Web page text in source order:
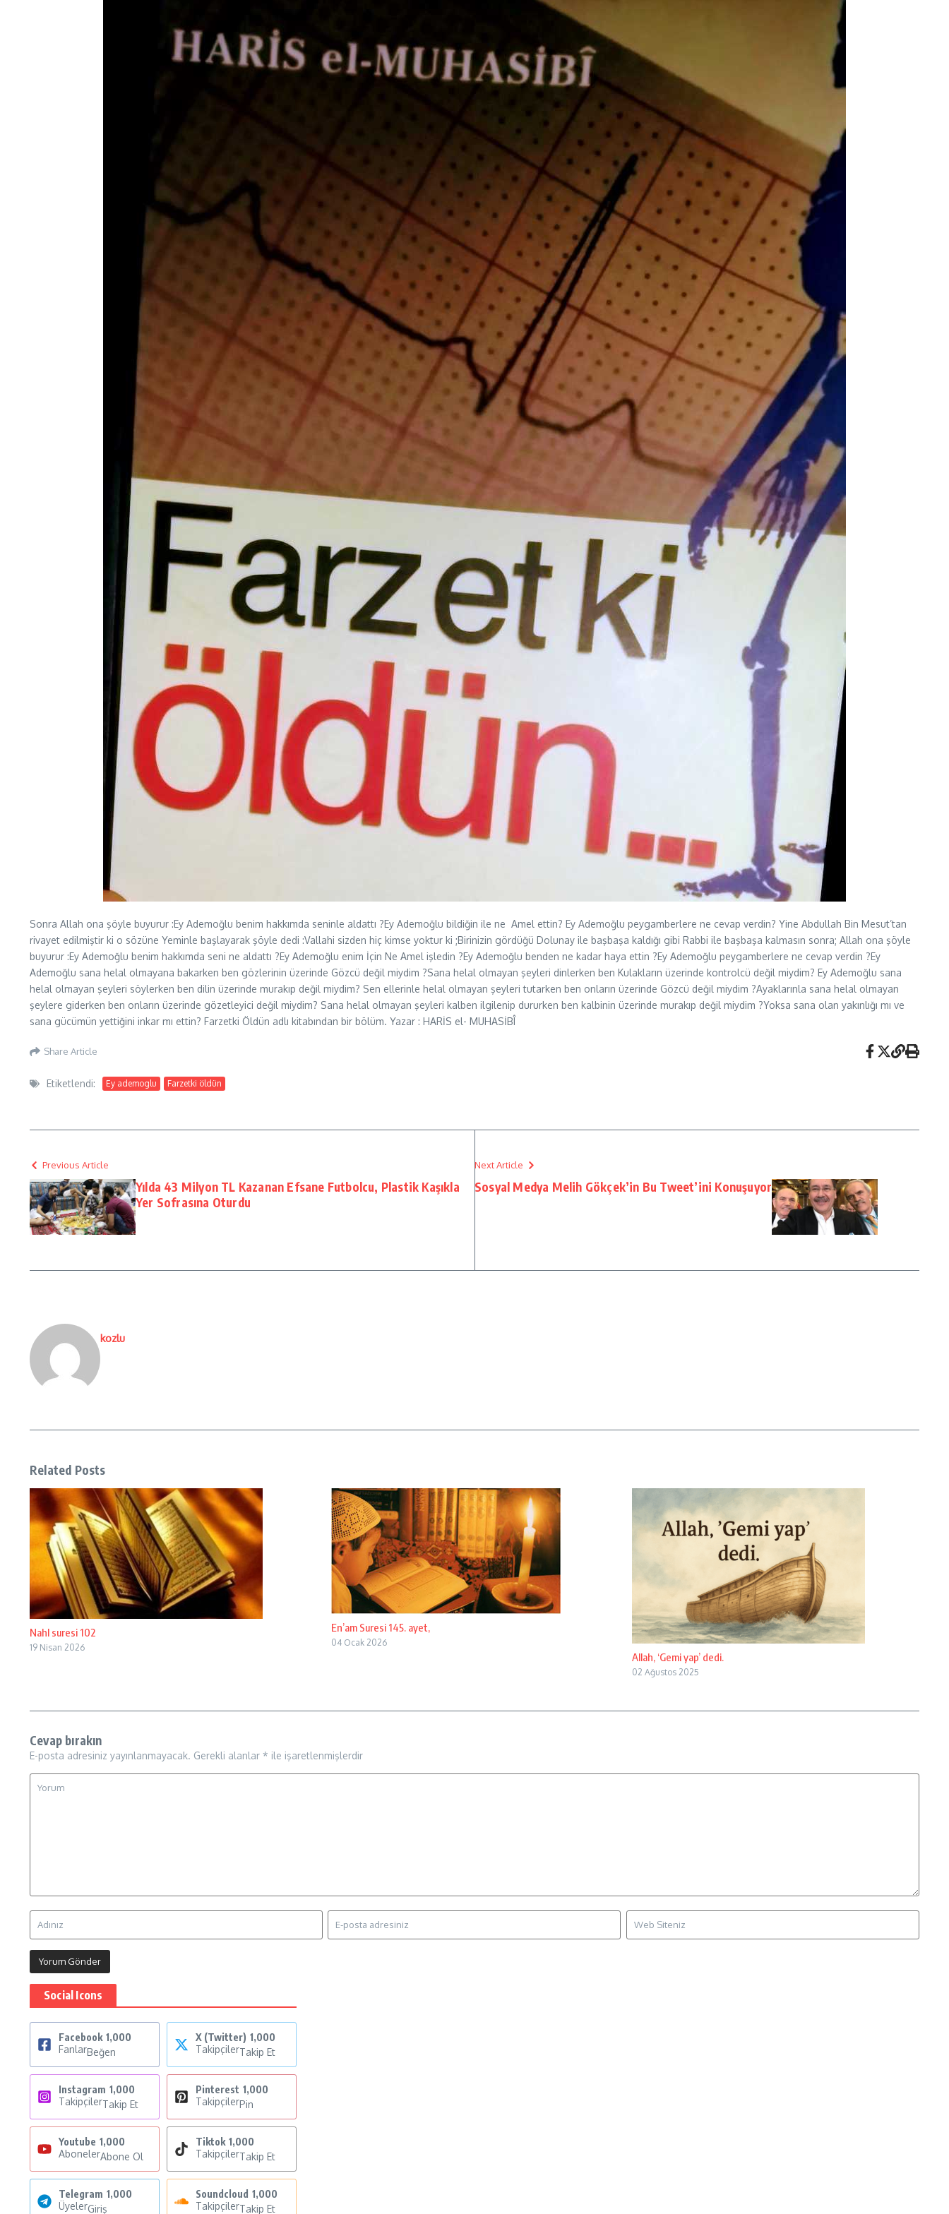
Sonra Allah ona şöyle buyurur :Ey Ademoğlu benim hakkımda seninle aldattı ?Ey Ademoğlu bildiğin ile ne Amel ettin? Ey Ademoğlu peygamberlere ne cevap verdin? Yine Abdullah Bin Mesut’tan
rivayet edilmiştir ki o sözüne Yeminle başlayarak şöyle dedi :Vallahi sizden hiç kimse yoktur ki ;Birinizin gördüğü Dolunay ile başbaşa kaldığı gibi Rabbi ile başbaşa kalmasın sonra; Allah ona şöyle
buyurur :Ey Ademoğlu benim hakkımda seni ne aldattı ?Ey Ademoğlu enim İçin Ne Amel işledin ?Ey Ademoğlu benden ne kadar haya ettin ?Ey Ademoğlu peygamberlere ne cevap verdin ?Ey
Ademoğlu sana helal olmayana bakarken ben gözlerinin üzerinde Gözcü değil miydim ?Sana helal olmayan şeyleri dinlerken ben Kulakların üzerinde kontrolcü değil miydim? Ey Ademoğlu sana
helal olmayan şeyleri söylerken ben dilin üzerinde murakıp değil miydim? Sen ellerinle helal olmayan şeyleri tutarken ben onların üzerinde Gözcü değil miydim ?Ayaklarınla sana helal olmayan
şeylere giderken ben onların üzerinde gözetleyici değil miydim? Sana helal olmayan şeyleri kalben ilgilenip dururken ben kalbinin üzerinde murakıp değil miydim ?Yoksa sana olan yakınlığı mı ve
sana gücümün yettiğini inkar mı ettin? Farzetki Öldün adlı kitabından bir bölüm. Yazar : HARİS el- MUHASİBÎ
Share Article
Etiketlendi: Ey ademoglu Farzetki öldün
Previous Article
Yılda 43 Milyon TL Kazanan Efsane Futbolcu, Plastik Kaşıkla
Yer Sofrasına Oturdu
Next Article
Sosyal Medya Melih Gökçek’in Bu Tweet’ini Konuşuyor
kozlu
Related Posts
Nahl suresi 102
19 Nisan 2026
En’am Suresi 145. ayet,
04 Ocak 2026
Allah, ‘Gemi yap’ dedi.
02 Ağustos 2025
Cevap bırakın
E-posta adresiniz yayınlanmayacak. Gerekli alanlar * ile işaretlenmişlerdir
Social Icons
Facebook 1,000
FanlarBeğen
X (Twitter) 1,000
TakipçilerTakip Et
Instagram 1,000
TakipçilerTakip Et
Pinterest 1,000
TakipçilerPin
Youtube 1,000
AbonelerAbone Ol
Tiktok 1,000
TakipçilerTakip Et
Telegram 1,000
ÜyelerGiriş
Soundcloud 1,000
TakipçilerTakip Et